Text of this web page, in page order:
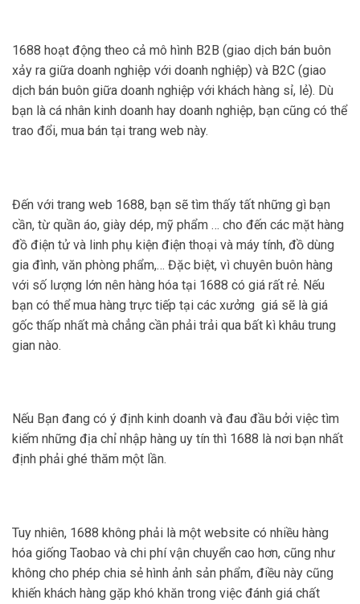
1688 hoạt động theo cả mô hình B2B (giao dịch bán buôn
xảy ra giữa doanh nghiệp với doanh nghiệp) và B2C (giao
dịch bán buôn giữa doanh nghiệp với khách hàng sỉ, lẻ). Dù
bạn là cá nhân kinh doanh hay doanh nghiệp, bạn cũng có thể
trao đổi, mua bán tại trang web này.
Đến với trang web 1688, bạn sẽ tìm thấy tất những gì bạn
cần, từ quần áo, giày dép, mỹ phẩm … cho đến các mặt hàng
đồ điện tử và linh phụ kiện điện thoại và máy tính, đồ dùng
gia đình, văn phòng phẩm,… Đặc biệt, vì chuyên buôn hàng
với số lượng lớn nên hàng hóa tại 1688 có giá rất rẻ. Nếu
bạn có thể mua hàng trực tiếp tại các xưởng giá sẽ là giá
gốc thấp nhất mà chẳng cần phải trải qua bất kì khâu trung
gian nào.
Nếu Bạn đang có ý định kinh doanh và đau đầu bởi việc tìm
kiếm những địa chỉ nhập hàng uy tín thì 1688 là nơi bạn nhất
định phải ghé thăm một lần.
Tuy nhiên, 1688 không phải là một website có nhiều hàng
hóa giống Taobao và chi phí vận chuyển cao hơn, cũng như
không cho phép chia sẻ hình ảnh sản phẩm, điều này cũng
khiến khách hàng gặp khó khăn trong việc đánh giá chất